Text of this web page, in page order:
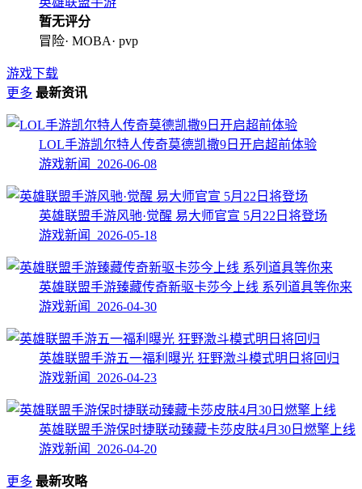
暂无评分
冒险· MOBA· pvp
游戏下载
更多 最新资讯
LOL手游凯尔特人传奇莫德凯撒9日开启超前体验
游戏新闻 2026-06-08
英雄联盟手游风驰·觉醒 易大师官宣 5月22日将登场
游戏新闻 2026-05-18
英雄联盟手游臻藏传奇新驱卡莎今上线 系列道具等你来
游戏新闻 2026-04-30
英雄联盟手游五一福利曝光 狂野激斗模式明日将回归
游戏新闻 2026-04-23
英雄联盟手游保时捷联动臻藏卡莎皮肤4月30日燃擎上线
游戏新闻 2026-04-20
更多 最新攻略